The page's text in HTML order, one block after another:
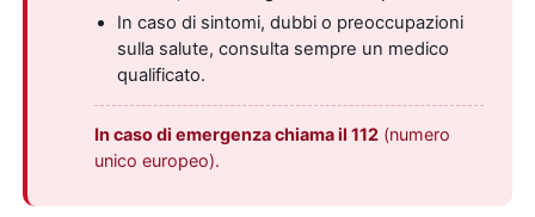
In caso di sintomi, dubbi o preoccupazioni
sulla salute, consulta sempre un medico
qualificato.
In caso di emergenza chiama il 112 (numero
unico europeo).